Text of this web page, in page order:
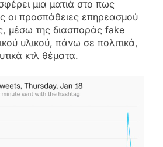
μια ματιά στο πως
οι προσπάθειες επηρεασμού
μέσω της διασποράς fake
υλικού, πάνω σε πολιτικά,
κτλ θέματα.